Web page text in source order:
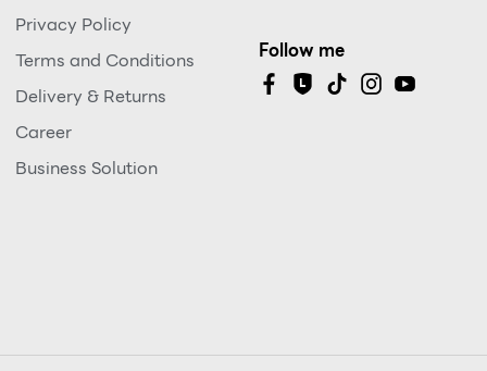
Privacy Policy
Terms and Conditions
Delivery & Returns
Career
Business Solution
Follow me